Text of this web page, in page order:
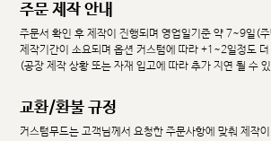
주문 제작 안내
주문서 확인 후 제작이 진행되며 영업일기준 약 7~9일(
제작기간이 소요되며 옵션 커스텀에 따라 +1~2일정도
(공장 제작 상황 또는 자재 입고에 따라 추가 지연 될 수
교환/환불 규정
커스텀무드는 고객님께서 요청한 주문사항에 맞춰 제작